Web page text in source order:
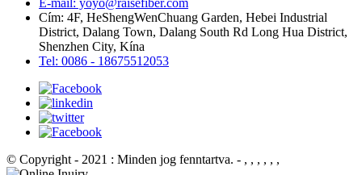
Cím: 4F, ​​HeShengWenChuang Garden, Hebei Industrial
District, Dalang Town, Dalang South Rd Long Hua District,
Shenzhen City, Kína
Tel: 0086 - 18675512053
© Copyright - 2021 : Minden jog fenntartva. - , , , , , ,